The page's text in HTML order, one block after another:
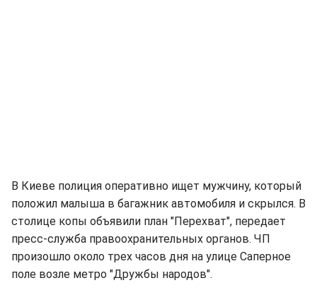
В Киеве полиция оперативно ищет мужчину, который
положил малыша в багажник автомобиля и скрылся. В
столице копы объявили план "Перехват", передает
пресс-служба правоохранительных органов. ЧП
произошло около трех часов дня на улице Саперное
поле возле метро "Дружбы народов".